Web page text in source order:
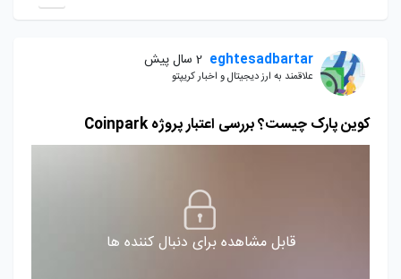
eghtesadbartar 2 سال پیش
علاقمند به ارز دیجیتال و اخبار کریپتو
کوین پارک چیست؟ بررسی اعتبار پروژه Coinpark
قابل مشاهده برای دنبال کننده ها